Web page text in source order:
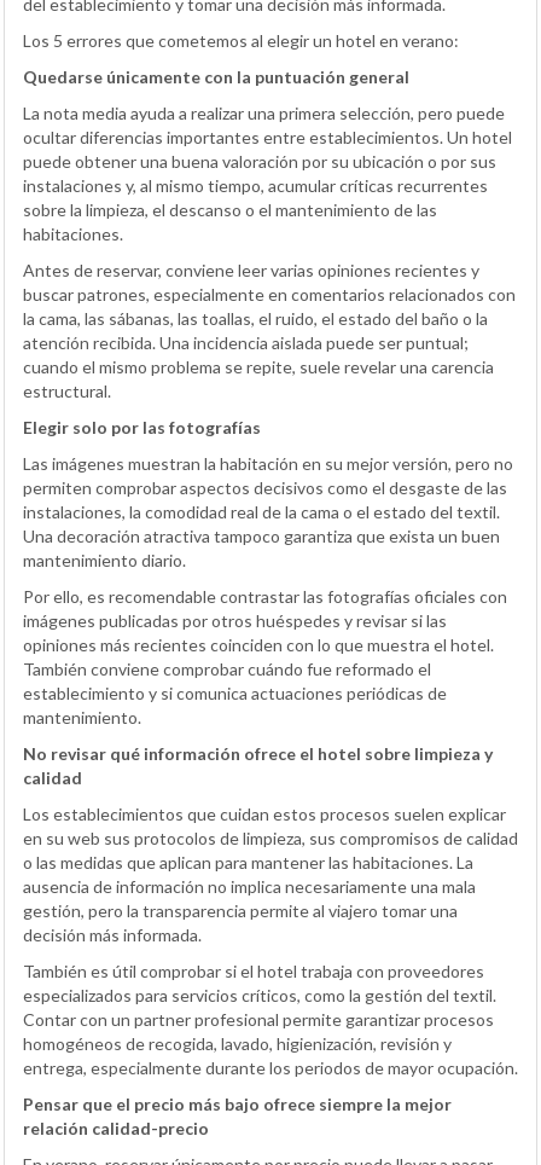
Los 5 errores que cometemos al elegir un hotel en verano:
Quedarse únicamente con la puntuación general
La nota media ayuda a realizar una primera selección, pero puede
ocultar diferencias importantes entre establecimientos. Un hotel
puede obtener una buena valoración por su ubicación o por sus
instalaciones y, al mismo tiempo, acumular críticas recurrentes
sobre la limpieza, el descanso o el mantenimiento de las
habitaciones.
Antes de reservar, conviene leer varias opiniones recientes y
buscar patrones, especialmente en comentarios relacionados con
la cama, las sábanas, las toallas, el ruido, el estado del baño o la
atención recibida. Una incidencia aislada puede ser puntual;
cuando el mismo problema se repite, suele revelar una carencia
estructural.
Elegir solo por las fotografías
Las imágenes muestran la habitación en su mejor versión, pero no
permiten comprobar aspectos decisivos como el desgaste de las
instalaciones, la comodidad real de la cama o el estado del textil.
Una decoración atractiva tampoco garantiza que exista un buen
mantenimiento diario.
Por ello, es recomendable contrastar las fotografías oficiales con
imágenes publicadas por otros huéspedes y revisar si las
opiniones más recientes coinciden con lo que muestra el hotel.
También conviene comprobar cuándo fue reformado el
establecimiento y si comunica actuaciones periódicas de
mantenimiento.
No revisar qué información ofrece el hotel sobre limpieza y
calidad
Los establecimientos que cuidan estos procesos suelen explicar
en su web sus protocolos de limpieza, sus compromisos de calidad
o las medidas que aplican para mantener las habitaciones. La
ausencia de información no implica necesariamente una mala
gestión, pero la transparencia permite al viajero tomar una
decisión más informada.
También es útil comprobar si el hotel trabaja con proveedores
especializados para servicios críticos, como la gestión del textil.
Contar con un partner profesional permite garantizar procesos
homogéneos de recogida, lavado, higienización, revisión y
entrega, especialmente durante los periodos de mayor ocupación.
Pensar que el precio más bajo ofrece siempre la mejor
relación calidad-precio